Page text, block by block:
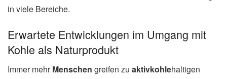
in viele Bereiche.
Erwartete Entwicklungen im Umgang mit
Kohle als Naturprodukt
Immer mehrMenschen greifen zu aktivkohlehaltigen